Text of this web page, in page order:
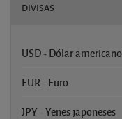
DIVISAS
USD - Dólar americano
EUR - Euro
JPY - Yenes japoneses